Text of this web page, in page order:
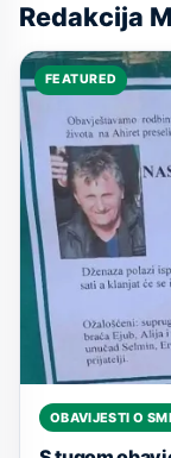
Redakcija
FEATURED
OBAVIJESTI O